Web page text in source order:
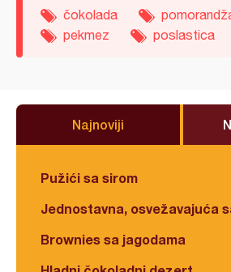
čokolada
pekmez
poslastica
Najnoviji
Pužići sa sirom
Jednostavna, osvežavajuća
Brownies sa jagodama